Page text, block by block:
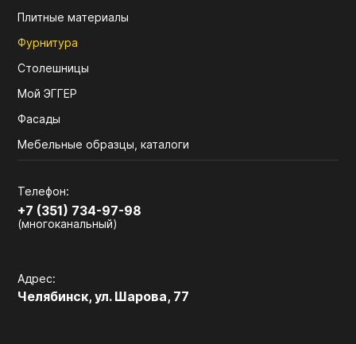
Плитные материалы
Фурнитура
Столешницы
Мой ЭГГЕР
Фасады
Мебельные образцы, каталоги
Телефон:
+7 (351) 734-97-98
(многоканальный)
Адрес:
Челябинск, ул. Шарова, 77